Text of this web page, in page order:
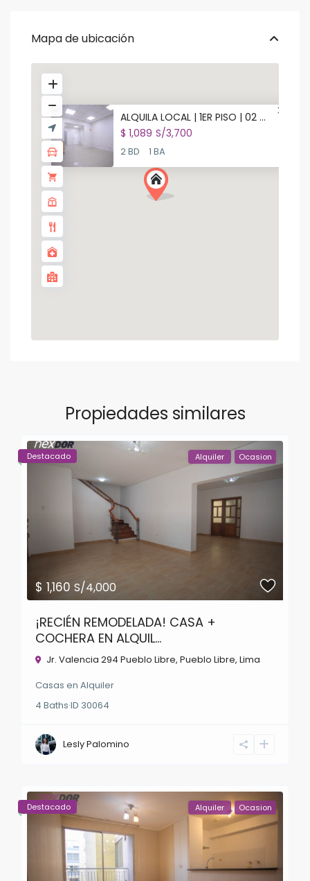
Mapa de ubicación
ALQUILA LOCAL | 1ER PISO | 02 ...
$ 1,089 S/3,700
2 BD 1 BA
Propiedades similares
$ 1,160S/4,000
Alquiler Ocasion
Destacado
¡RECIÉN REMODELADA! CASA +
COCHERA EN ALQUIL...
Jr. Valencia 294 Pueblo Libre,Pueblo Libre,Lima
Casas enAlquiler
4 Baths·ID 30064
Lesly Palomino
Alquiler Ocasion
Destacado